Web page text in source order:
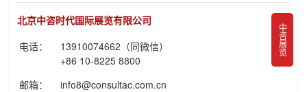
北京中咨时代国际展览有限公司
电话：
13910074662（同微信）
+86 10-8225 8800
邮箱：
info8@consultac.com.cn
中咨展览